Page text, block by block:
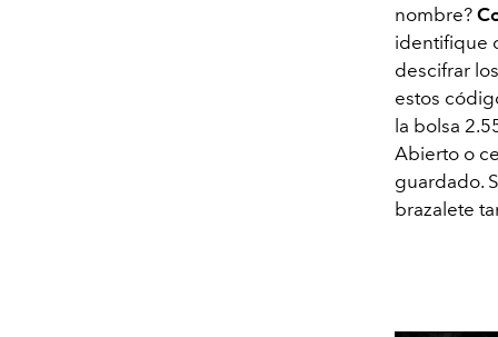
nombre?
identifique
descifrar
estos
la bolsa
Abierto o
guardado.
brazalete